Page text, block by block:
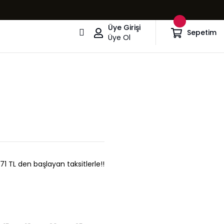
Üye Girişi
Üye Ol
Sepetim
TL den başlayan taksitlerle!!